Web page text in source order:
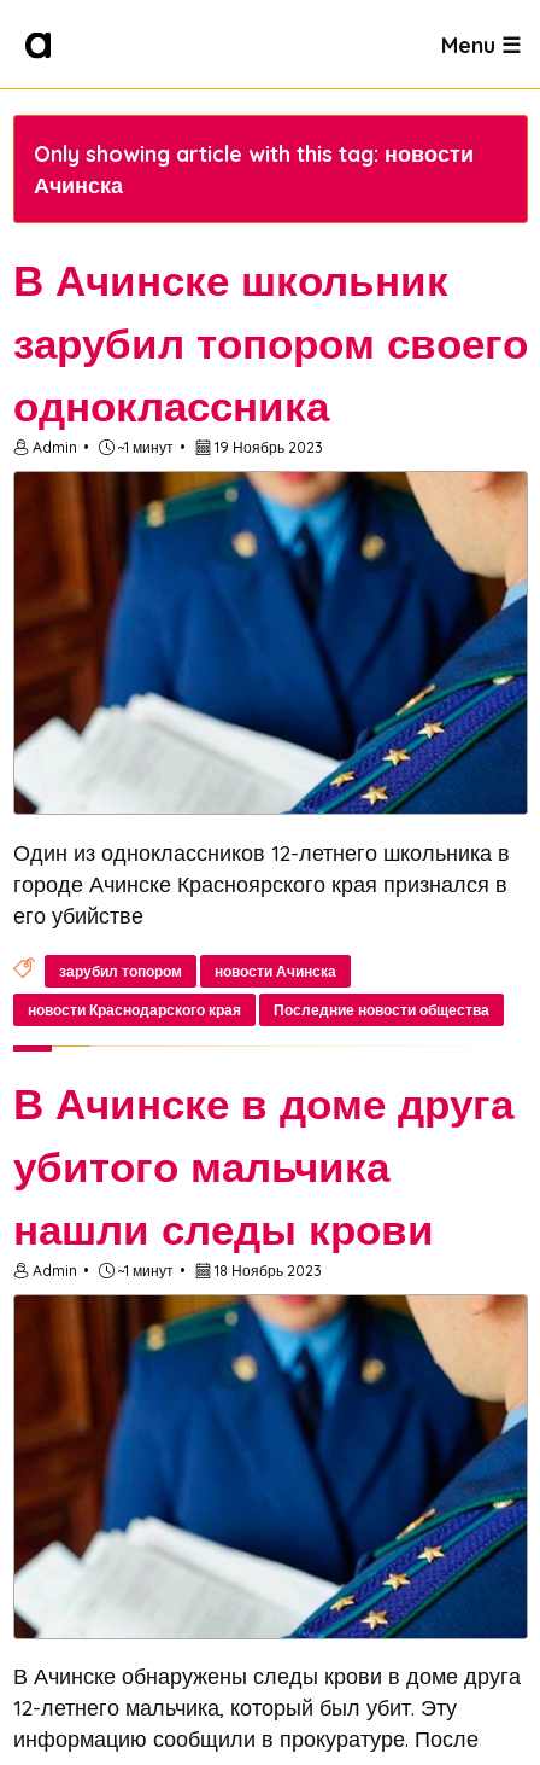
Menu ☰
Only showing article with this tag: новости
Ачинска
В Ачинске школьник
зарубил топором своего
одноклассника
Admin ~1 минут 19 Ноябрь 2023
Один из одноклассников 12-летнего школьника в
городе Ачинске Красноярского края признался в
его убийстве
зарубил топором новости Ачинска
новости Краснодарского края Последние новости общества
В Ачинске в доме друга
убитого мальчика
нашли следы крови
Admin ~1 минут 18 Ноябрь 2023
В Ачинске обнаружены следы крови в доме друга
12-летнего мальчика, который был убит. Эту
информацию сообщили в прокуратуре. После